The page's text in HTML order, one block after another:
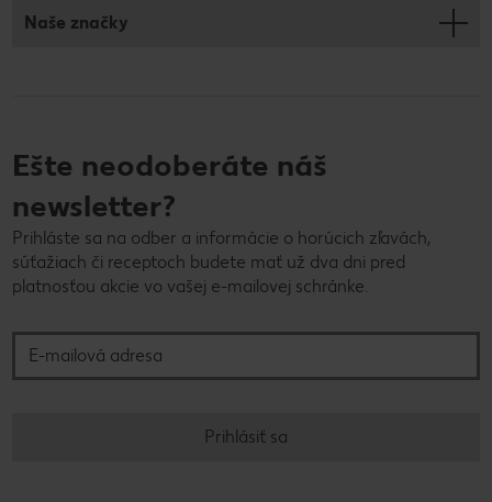
Naše značky
Ešte neodoberáte náš
newsletter?
Prihláste sa na odber a informácie o horúcich zľavách,
súťažiach či receptoch budete mať už dva dni pred
platnosťou akcie vo vašej e-mailovej schránke.
Prihlásiť sa